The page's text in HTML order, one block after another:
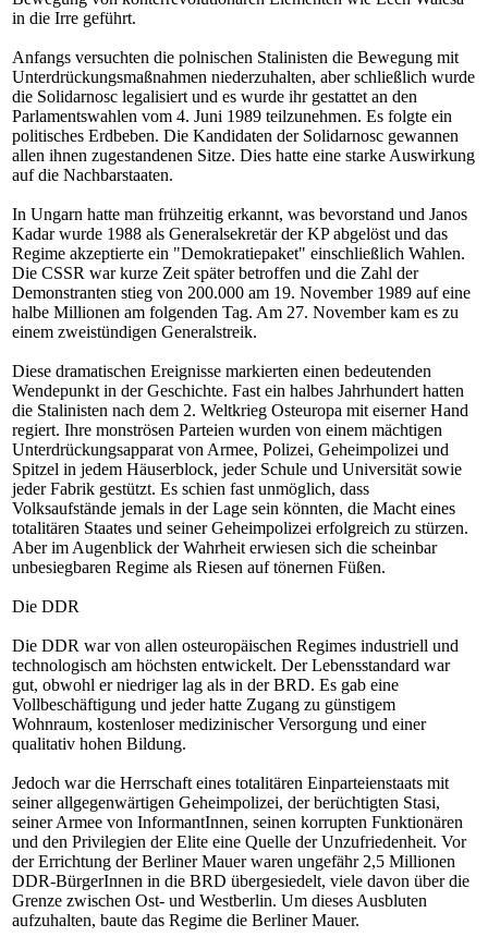
in die Irre geführt.
Anfangs versuchten die polnischen Stalinisten die Bewegung mit
Unterdrückungsmaßnahmen niederzuhalten, aber schließlich wurde
die Solidarnosc legalisiert und es wurde ihr gestattet an den
Parlamentswahlen vom 4. Juni 1989 teilzunehmen. Es folgte ein
politisches Erdbeben. Die Kandidaten der Solidarnosc gewannen
allen ihnen zugestandenen Sitze. Dies hatte eine starke Auswirkung
auf die Nachbarstaaten.
In Ungarn hatte man frühzeitig erkannt, was bevorstand und Janos
Kadar wurde 1988 als Generalsekretär der KP abgelöst und das
Regime akzeptierte ein "Demokratiepaket" einschließlich Wahlen.
Die CSSR war kurze Zeit später betroffen und die Zahl der
Demonstranten stieg von 200.000 am 19. November 1989 auf eine
halbe Millionen am folgenden Tag. Am 27. November kam es zu
einem zweistündigen Generalstreik.
Diese dramatischen Ereignisse markierten einen bedeutenden
Wendepunkt in der Geschichte. Fast ein halbes Jahrhundert hatten
die Stalinisten nach dem 2. Weltkrieg Osteuropa mit eiserner Hand
regiert. Ihre monströsen Parteien wurden von einem mächtigen
Unterdrückungsapparat von Armee, Polizei, Geheimpolizei und
Spitzel in jedem Häuserblock, jeder Schule und Universität sowie
jeder Fabrik gestützt. Es schien fast unmöglich, dass
Volksaufstände jemals in der Lage sein könnten, die Macht eines
totalitären Staates und seiner Geheimpolizei erfolgreich zu stürzen.
Aber im Augenblick der Wahrheit erwiesen sich die scheinbar
unbesiegbaren Regime als Riesen auf tönernen Füßen.
Die DDR
Die DDR war von allen osteuropäischen Regimes industriell und
technologisch am höchsten entwickelt. Der Lebensstandard war
gut, obwohl er niedriger lag als in der BRD. Es gab eine
Vollbeschäftigung und jeder hatte Zugang zu günstigem
Wohnraum, kostenloser medizinischer Versorgung und einer
qualitativ hohen Bildung.
Jedoch war die Herrschaft eines totalitären Einparteienstaats mit
seiner allgegenwärtigen Geheimpolizei, der berüchtigten Stasi,
seiner Armee von InformantInnen, seinen korrupten Funktionären
und den Privilegien der Elite eine Quelle der Unzufriedenheit. Vor
der Errichtung der Berliner Mauer waren ungefähr 2,5 Millionen
DDR-BürgerInnen in die BRD übergesiedelt, viele davon über die
Grenze zwischen Ost- und Westberlin. Um dieses Ausbluten
aufzuhalten, baute das Regime die Berliner Mauer.